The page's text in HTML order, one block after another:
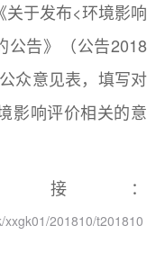
于发布<环境影响
公告》（公告2018
众意见表，填写对
影响评价相关的意
：
xxgk01/201810/t201810